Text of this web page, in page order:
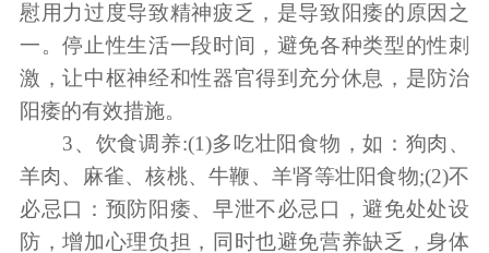
慰用力过度导致精神疲乏，是导致阳痿的原因之
一。停止性生活一段时间，避免各种类型的性刺
激，让中枢神经和性器官得到充分休息，是防治
阳痿的有效措施。
3、饮食调养:(1)多吃壮阳食物，如：狗肉、
羊肉、麻雀、核桃、牛鞭、羊肾等壮阳食物;(2)不
必忌口：预防阳痿、早泄不必忌口，避免处处设
防，增加心理负担，同时也避免营养缺乏，身体